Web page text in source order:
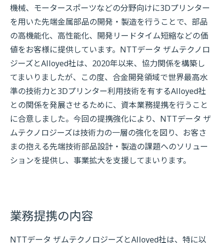
機械、モータースポーツなどの分野向けに3Dプリンター
を用いた先端金属部品の開発・製造を行うことで、部品
の高機能化、高性能化、開発リードタイム短縮などの価
値をお客様に提供しています。NTTデータ ザムテクノロ
ジーズとAlloyed社は、2020年以来、協力関係を構築し
てまいりましたが、この度、合金開発領域で世界最高水
準の技術力と3Dプリンター利用技術を有するAlloyed社
との関係を発展させるために、資本業務提携を行うこと
に合意しました。今回の提携強化により、NTTデータ ザ
ムテクノロジーズは技術力の一層の強化を図り、お客さ
まの抱える先端技術部品設計・製造の課題へのソリュー
ションを提供し、事業拡大を支援してまいります。
業務提携の内容
NTTデータ ザムテクノロジーズとAlloyed社は、特に以